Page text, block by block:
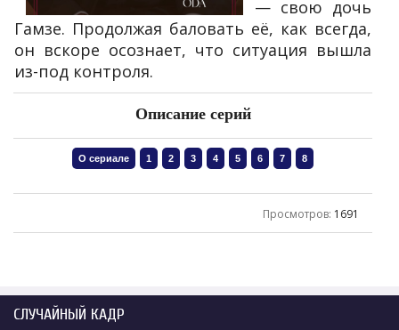
— свою дочь
Гамзе. Продолжая баловать её, как всегда,
он вскоре осознает, что ситуация вышла
из-под контроля.
Описание серий
Просмотров: 1691
СЛУЧАЙНЫЙ КАДР